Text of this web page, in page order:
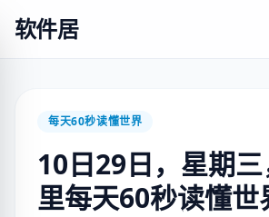
软件居
每天60秒读懂世界
10日29日，星期
里每天60秒读懂世